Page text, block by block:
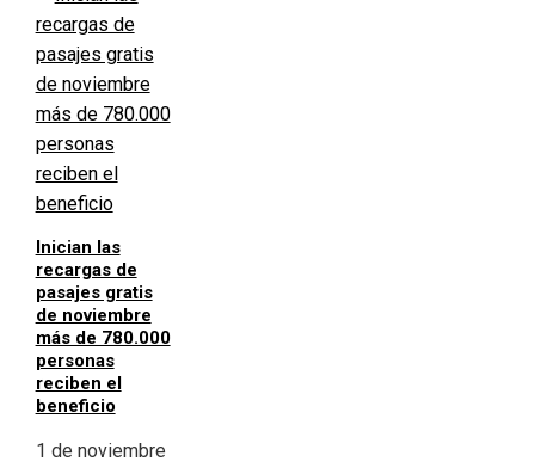
Inician las
recargas de
pasajes gratis
de noviembre
más de 780.000
personas
reciben el
beneficio
1 de noviembre